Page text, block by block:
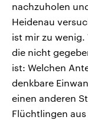
nachzuholen
Heidenau
ist mir zu
die nicht
ist: Welchen
denkbare
einen anderen
Flüchtlingen